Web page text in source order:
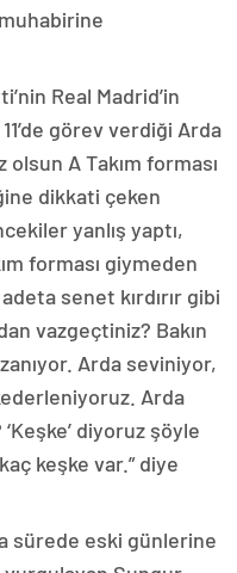
Real Madrid’in
görev verdiği Arda
olsun A Takım forması
dikkati çeken
yanlış yaptı,
forması giymeden
senet kırdırır gibi
vazgeçtiniz? Bakın
Arda seviniyor,
Arda
diyoruz şöyle
keşke var.” diye
sürede eski günlerine